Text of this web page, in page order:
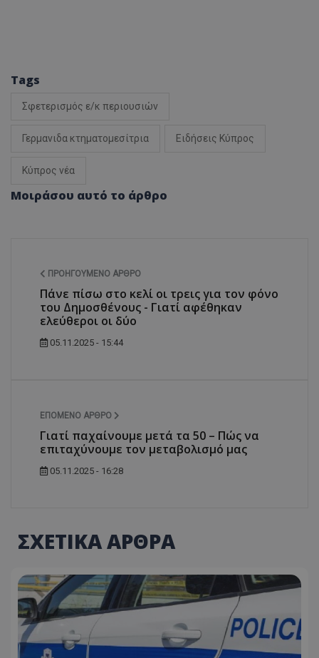
Tags
Σφετερισμός ε/κ περιουσιών
Γερμανιδα κτηματομεσίτρια Ειδήσεις Κύπρος
Κύπρος νέα
Μοιράσου αυτό το άρθρο
ΠΡΟΗΓΟΎΜΕΝΟ ΆΡΘΡΟ
Πάνε πίσω στο κελί οι τρεις για τον φόνο
του Δημοσθένους - Γιατί αφέθηκαν
ελεύθεροι οι δύο
05.11.2025 - 15:44
ΕΠΌΜΕΝΟ ΆΡΘΡΟ
Γιατί παχαίνουμε μετά τα 50 – Πώς να
επιταχύνουμε τον μεταβολισμό μας
05.11.2025 - 16:28
ΣΧΕΤΙΚΑ ΑΡΘΡΑ